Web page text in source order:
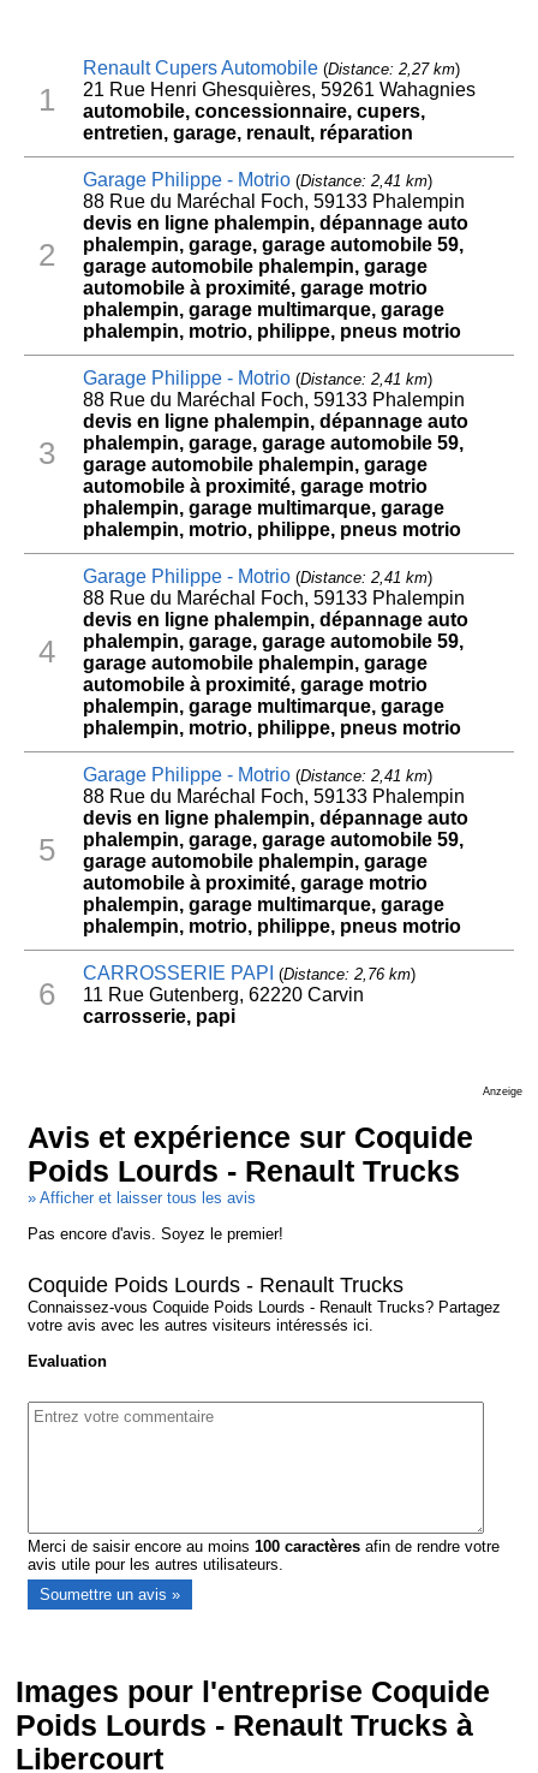
1
Renault Cupers Automobile(Distance: 2,27 km)
21 Rue Henri Ghesquières, 59261 Wahagnies
automobile, concessionnaire, cupers,
entretien, garage, renault, réparation
2
Garage Philippe - Motrio(Distance: 2,41 km)
88 Rue du Maréchal Foch, 59133 Phalempin
devis en ligne phalempin, dépannage auto
phalempin, garage, garage automobile 59,
garage automobile phalempin, garage
automobile à proximité, garage motrio
phalempin, garage multimarque, garage
phalempin, motrio, philippe, pneus motrio
3
Garage Philippe - Motrio(Distance: 2,41 km)
88 Rue du Maréchal Foch, 59133 Phalempin
devis en ligne phalempin, dépannage auto
phalempin, garage, garage automobile 59,
garage automobile phalempin, garage
automobile à proximité, garage motrio
phalempin, garage multimarque, garage
phalempin, motrio, philippe, pneus motrio
4
Garage Philippe - Motrio(Distance: 2,41 km)
88 Rue du Maréchal Foch, 59133 Phalempin
devis en ligne phalempin, dépannage auto
phalempin, garage, garage automobile 59,
garage automobile phalempin, garage
automobile à proximité, garage motrio
phalempin, garage multimarque, garage
phalempin, motrio, philippe, pneus motrio
5
Garage Philippe - Motrio(Distance: 2,41 km)
88 Rue du Maréchal Foch, 59133 Phalempin
devis en ligne phalempin, dépannage auto
phalempin, garage, garage automobile 59,
garage automobile phalempin, garage
automobile à proximité, garage motrio
phalempin, garage multimarque, garage
phalempin, motrio, philippe, pneus motrio
6
CARROSSERIE PAPI (Distance: 2,76 km)
11 Rue Gutenberg, 62220 Carvin
carrosserie, papi
Anzeige
Avis et expérience sur Coquide
Poids Lourds - Renault Trucks
» Afficher et laisser tous les avis
Pas encore d'avis. Soyez le premier!
Coquide Poids Lourds - Renault Trucks
Connaissez-vous Coquide Poids Lourds - Renault Trucks? Partagez
votre avis avec les autres visiteurs intéressés ici.
Evaluation
Merci de saisir encore au moins100 caractères afin de rendre votre
avis utile pour les autres utilisateurs.
Images pour l'entreprise Coquide
Poids Lourds - Renault Trucks à
Libercourt